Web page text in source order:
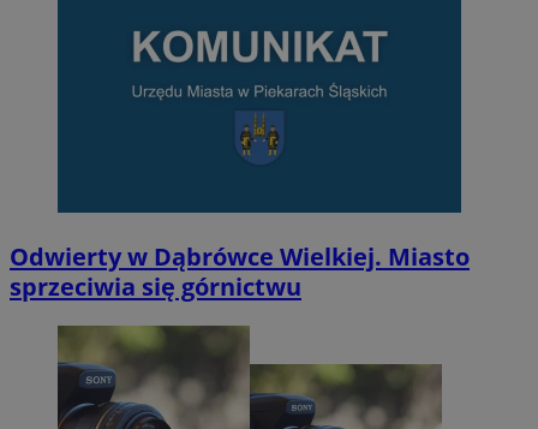
Odwierty w Dąbrówce Wielkiej. Miasto
sprzeciwia się górnictwu